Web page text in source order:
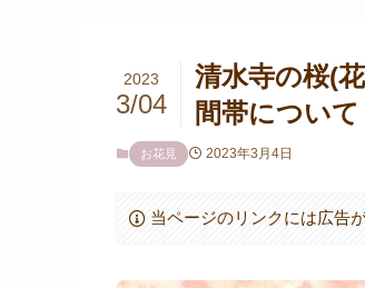
清水寺の桜(
間帯について
2023
3/04
お花見 2023年3月4日
当ページのリンクには広告